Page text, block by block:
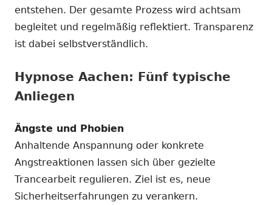
entstehen. Der gesamte Prozess wird achtsam
begleitet und regelmäßig reflektiert. Transparenz
ist dabei selbstverständlich.
Hypnose Aachen: Fünf typische
Anliegen
Ängste und Phobien
Anhaltende Anspannung oder konkrete
Angstreaktionen lassen sich über gezielte
Trancearbeit regulieren. Ziel ist es, neue
Sicherheitserfahrungen zu verankern.